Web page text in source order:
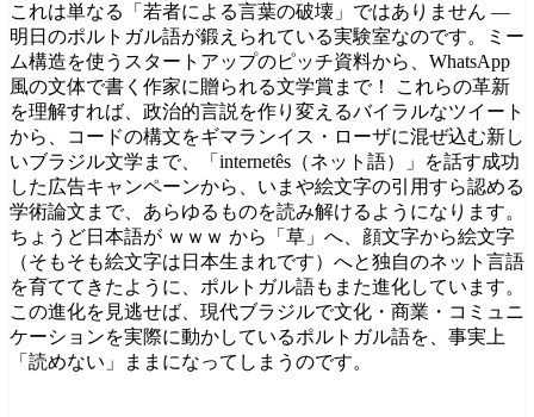
これは単なる「若者による言葉の破壊」ではありません —
明日のポルトガル語が鍛えられている実験室なのです。ミー
ム構造を使うスタートアップのピッチ資料から、WhatsApp
風の文体で書く作家に贈られる文学賞まで！ これらの革新
を理解すれば、政治的言説を作り変えるバイラルなツイート
から、コードの構文をギマランイス・ローザに混ぜ込む新し
いブラジル文学まで、「internetês（ネット語）」を話す成功
した広告キャンペーンから、いまや絵文字の引用すら認める
学術論文まで、あらゆるものを読み解けるようになります。
ちょうど日本語が ｗｗｗ から「草」へ、顔文字から絵文字
（そもそも絵文字は日本生まれです）へと独自のネット言語
を育ててきたように、ポルトガル語もまた進化しています。
この進化を見逃せば、現代ブラジルで文化・商業・コミュニ
ケーションを実際に動かしているポルトガル語を、事実上
「読めない」ままになってしまうのです。